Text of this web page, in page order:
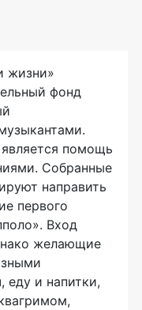
жизни»
фонд
помощь
Собранные
направить
первого
Вход
желающие
еду и напитки,